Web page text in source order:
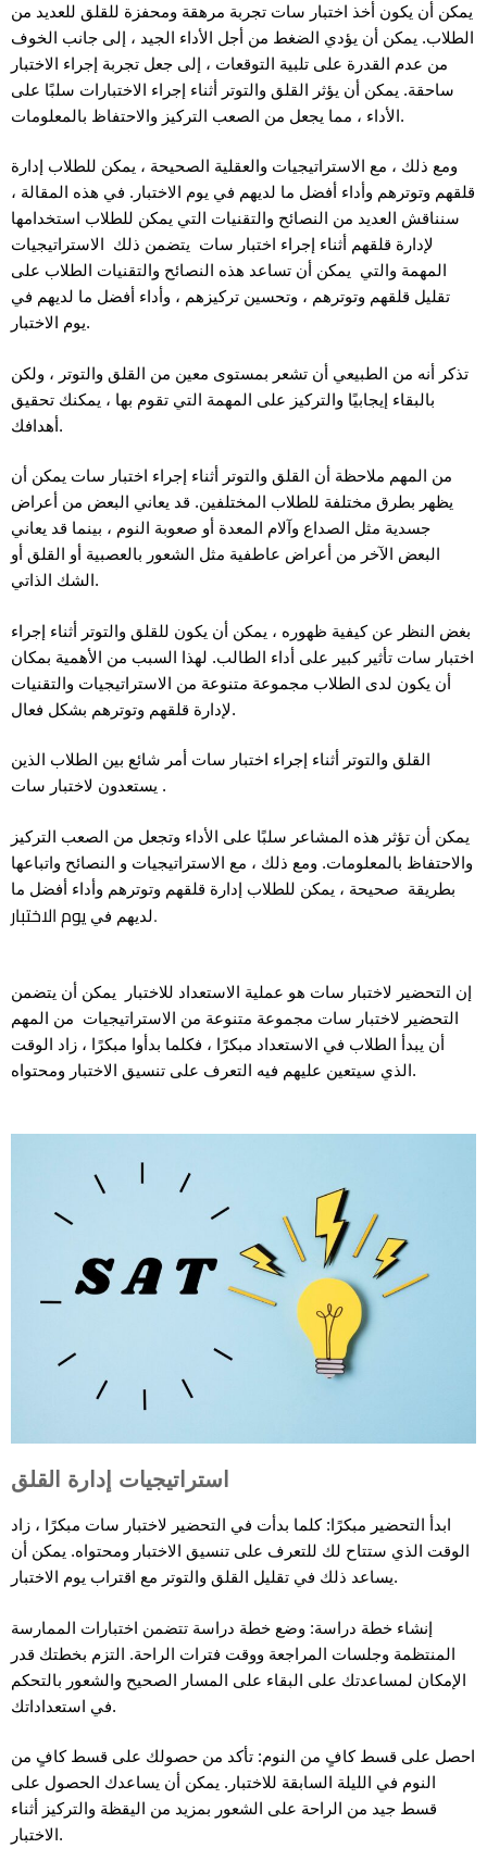
يمكن أن يكون أخذ اختبار سات تجربة مرهقة ومحفزة للقلق للعديد من
الطلاب. يمكن أن يؤدي الضغط من أجل الأداء الجيد ، إلى جانب الخوف
من عدم القدرة على تلبية التوقعات ، إلى جعل تجربة إجراء الاختبار
ساحقة. يمكن أن يؤثر القلق والتوتر أثناء إجراء الاختبارات سلبًا على
الأداء ، مما يجعل من الصعب التركيز والاحتفاظ بالمعلومات.
ومع ذلك ، مع الاستراتيجيات والعقلية الصحيحة ، يمكن للطلاب إدارة
قلقهم وتوترهم وأداء أفضل ما لديهم في يوم الاختبار. في هذه المقالة ،
سنناقش العديد من النصائح والتقنيات التي يمكن للطلاب استخدامها
لإدارة قلقهم أثناء إجراء اختبار سات يتضمن ذلك الاستراتيجيات
المهمة والتي يمكن أن تساعد هذه النصائح والتقنيات الطلاب على
تقليل قلقهم وتوترهم ، وتحسين تركيزهم ، وأداء أفضل ما لديهم في
يوم الاختبار.
تذكر أنه من الطبيعي أن تشعر بمستوى معين من القلق والتوتر ، ولكن
بالبقاء إيجابيًا والتركيز على المهمة التي تقوم بها ، يمكنك تحقيق
أهدافك.
من المهم ملاحظة أن القلق والتوتر أثناء إجراء اختبار سات يمكن أن
يظهر بطرق مختلفة للطلاب المختلفين. قد يعاني البعض من أعراض
جسدية مثل الصداع وآلام المعدة أو صعوبة النوم ، بينما قد يعاني
البعض الآخر من أعراض عاطفية مثل الشعور بالعصبية أو القلق أو
الشك الذاتي.
بغض النظر عن كيفية ظهوره ، يمكن أن يكون للقلق والتوتر أثناء إجراء
اختبار سات تأثير كبير على أداء الطالب. لهذا السبب من الأهمية بمكان
أن يكون لدى الطلاب مجموعة متنوعة من الاستراتيجيات والتقنيات
لإدارة قلقهم وتوترهم بشكل فعال.
القلق والتوتر أثناء إجراء اختبار سات أمر شائع بين الطلاب الذين
يستعدون لاختبار سات .
يمكن أن تؤثر هذه المشاعر سلبًا على الأداء وتجعل من الصعب التركيز
والاحتفاظ بالمعلومات. ومع ذلك ، مع الاستراتيجيات و النصائح واتباعها
بطريقة صحيحة ، يمكن للطلاب إدارة قلقهم وتوترهم وأداء أفضل ما
لديهم فييوم الاختبار.
إن التحضير لاختبار سات هو عملية الاستعداد للاختبار يمكن أن يتضمن
التحضير لاختبار سات مجموعة متنوعة من الاستراتيجيات من المهم
أن يبدأ الطلاب في الاستعداد مبكرًا ، فكلما بدأوا مبكرًا ، زاد الوقت
الذي سيتعين عليهم فيه التعرف على تنسيق الاختبار ومحتواه.
استراتيجيات إدارة القلق
ابدأ التحضير مبكرًا: كلما بدأت في التحضير لاختبار سات مبكرًا ، زاد
الوقت الذي ستتاح لك للتعرف على تنسيق الاختبار ومحتواه. يمكن أن
يساعد ذلك في تقليل القلق والتوتر مع اقتراب يوم الاختبار.
إنشاء خطة دراسة: وضع خطة دراسة تتضمن اختبارات الممارسة
المنتظمة وجلسات المراجعة ووقت فترات الراحة. التزم بخطتك قدر
الإمكان لمساعدتك على البقاء على المسار الصحيح والشعور بالتحكم
في استعداداتك.
احصل على قسط كافٍ من النوم: تأكد من حصولك على قسط كافٍ من
النوم في الليلة السابقة للاختبار. يمكن أن يساعدك الحصول على
قسط جيد من الراحة على الشعور بمزيد من اليقظة والتركيز أثناء
الاختبار.